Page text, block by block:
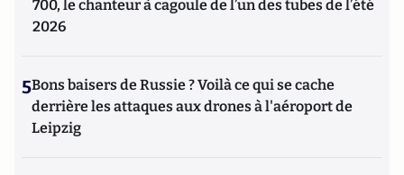
700, le chanteur à cagoule de l’un des tubes de l’été
2026
5Bons baisers de Russie ? Voilà ce qui se cache
derrière les attaques aux drones à l'aéroport de
Leipzig